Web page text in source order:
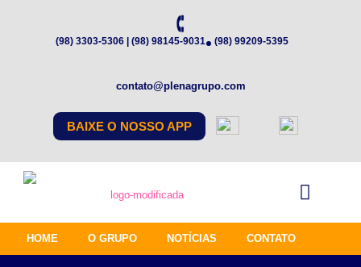
(98) 3303-5306 | (98) 98145-9031 (98) 99209-5395
contato@plenagrupo.com
BAIXE O NOSSO APP
HOME O GRUPO NOTÍCIAS CONTATO